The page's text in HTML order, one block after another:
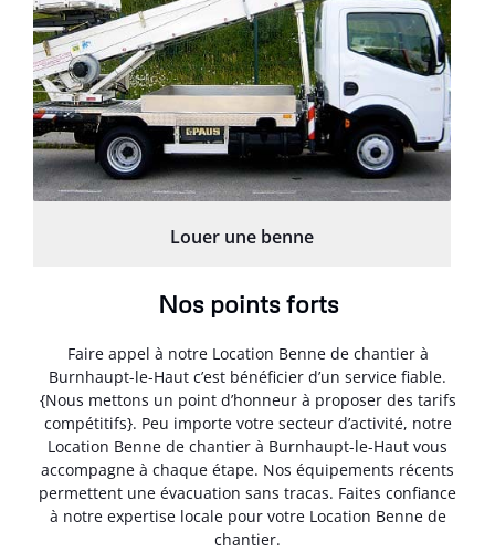
Louer une benne
Nos points forts
Faire appel à notre Location Benne de chantier à
Burnhaupt-le-Haut c’est bénéficier d’un service fiable.
{Nous mettons un point d’honneur à proposer des tarifs
compétitifs}. Peu importe votre secteur d’activité, notre
Location Benne de chantier à Burnhaupt-le-Haut vous
accompagne à chaque étape. Nos équipements récents
permettent une évacuation sans tracas. Faites confiance
à notre expertise locale pour votre Location Benne de
chantier.